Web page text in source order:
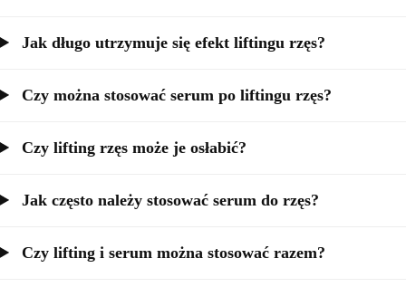
Jak długo utrzymuje się efekt liftingu rzęs?
Czy można stosować serum po liftingu rzęs?
Czy lifting rzęs może je osłabić?
Jak często należy stosować serum do rzęs?
Czy lifting i serum można stosować razem?